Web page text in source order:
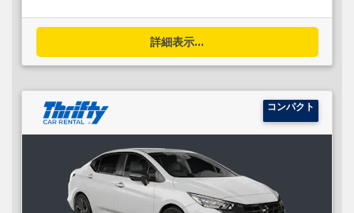
詳細表示...
コンパクト